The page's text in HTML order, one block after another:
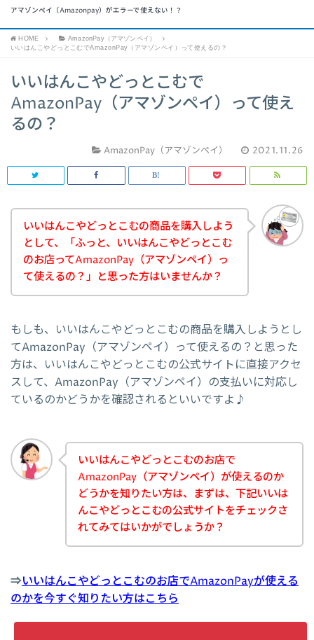
アマゾンペイ（Amazonpay）がエラーで使えない！？
HOME
AmazonPay（アマゾンペイ）
いいはんこやどっとこむでAmazonPay（アマゾンペイ）って使えるの？
いいはんこやどっとこむで
AmazonPay（アマゾンペイ）って使え
るの？
AmazonPay（アマゾンペイ） 2021.11.26
いいはんこやどっとこむの商品を購入しよう
として、「ふっと、いいはんこやどっとこむ
のお店ってAmazonPay（アマゾンペイ）っ
て使えるの？」と思った方はいませんか？
もしも、いいはんこやどっとこむの商品を購入しようとし
てAmazonPay（アマゾンペイ）って使えるの？と思った
方は、いいはんこやどっとこむの公式サイトに直接アクセ
スして、AmazonPay（アマゾンペイ）の支払いに対応し
ているのかどうかを確認されるといいですよ♪
いいはんこやどっとこむのお店で
AmazonPay（アマゾンペイ）が使えるのか
どうかを知りたい方は、まずは、下記いいは
んこやどっとこむの公式サイトをチェックさ
れてみてはいかがでしょうか？
⇒いいはんこやどっとこむのお店でAmazonPayが使える
のかを今すぐ知りたい方はこちら